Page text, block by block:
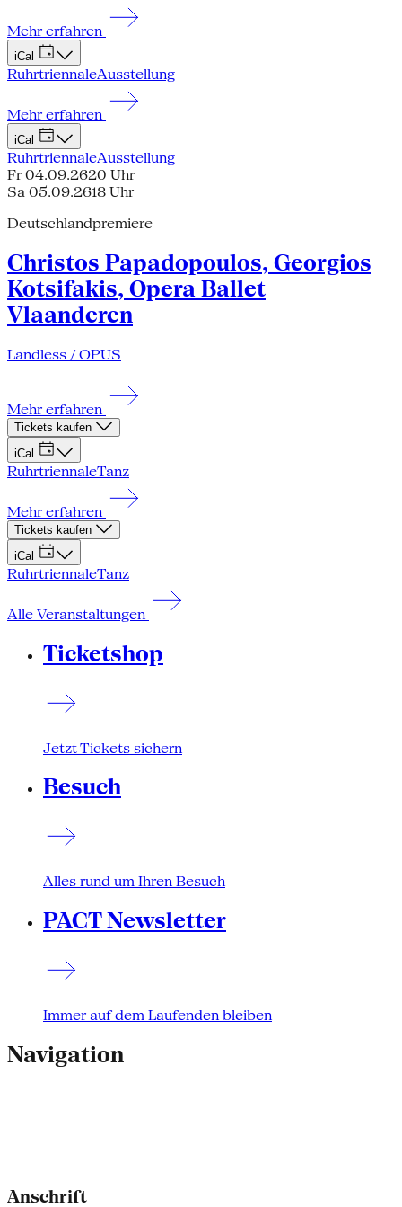
Mehr erfahren
iCal
RuhrtriennaleAusstellung
Mehr erfahren
iCal
RuhrtriennaleAusstellung
Fr 04.09.2620 Uhr
Sa 05.09.2618 Uhr
Deutschlandpremiere
Christos Papadopoulos, Georgios
Kotsifakis, Opera Ballet
Vlaanderen
Landless / OPUS
Mehr erfahren
Tickets kaufen
iCal
RuhrtriennaleTanz
Mehr erfahren
Tickets kaufen
iCal
RuhrtriennaleTanz
Alle Veranstaltungen
Ticketshop
Jetzt Tickets sichern
Besuch
Alles rund um Ihren Besuch
PACT Newsletter
Immer auf dem Laufenden bleiben
Navigation
Anschrift